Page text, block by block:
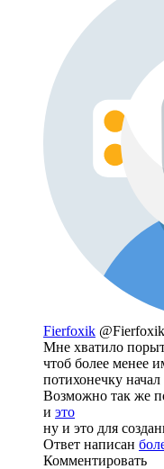
Fierfoxik @Fierfoxik
Мне хватило
чтоб более менее
потихонечку
Возможно так же
и это
ну и это для
Ответ написан
Комментировать